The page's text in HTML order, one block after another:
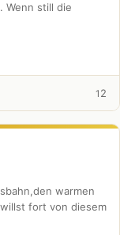
Wenn still die
1 2
warmen
fort von diesem